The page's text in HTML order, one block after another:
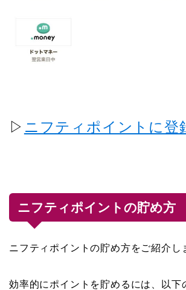
▷ ニフティポイントに登
ニフティポイントの貯め方
ニフティポイントの貯め方をご紹介し
効率的にポイントを貯めるには、以下